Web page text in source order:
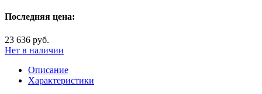
Последняя цена:
23 636 руб.
Нет в наличии
Описание
Характеристики